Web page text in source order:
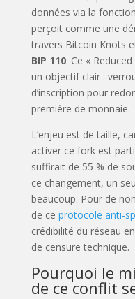
données via la fonction
perçoit comme une
travers Bitcoin Knots
BIP 110. Ce «
un objectif clair :
d’inscription pour
première de monnaie.
L’enjeu est de taille,
activer ce fork est
suffirait de 55 % de
ce changement, un
beaucoup. Pour de
de ce protocole anti-
crédibilité du réseau
de censure technique.
Pourquoi le
de ce conflit